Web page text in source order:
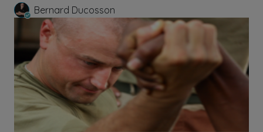
Bernard Ducosson